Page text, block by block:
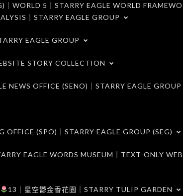
WORLD 5｜STARRY EAGLE WORLD
｜STARRY EAGLE GROUP
EAGLE GROUP
STORY COLLECTION
NEWS OFFICE (SENO)｜STARRY EAGLE GROUP
OFFICE (SPO)｜STARRY EAGLE GROUP (SEG)
EAGLE WORDS MUSEUM｜TEXT-ONLY
13｜星空鬱金香花園｜STARRY TULIP GARDEN